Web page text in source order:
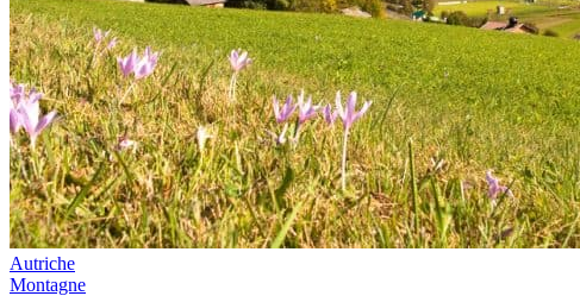
Autriche
Montagne